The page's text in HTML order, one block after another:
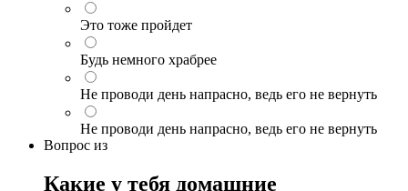
Это тоже пройдет
Будь немного храбрее
Не проводи день напрасно, ведь его не вернуть
Не проводи день напрасно, ведь его не вернуть
Вопрос из
Какие у тебя домашние